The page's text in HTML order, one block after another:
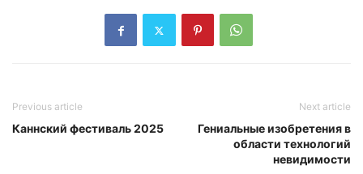
Previous article
Каннский фестиваль 2025
Next article
Гениальные изобретения в
области технологий
невидимости